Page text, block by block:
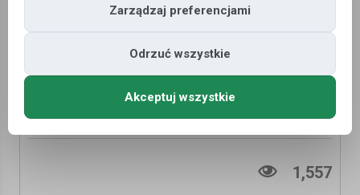
Armin van Buuren feat. Justine Suissa -
Burned With Desire.Jaysons mix
1,557
Zarządzaj preferencjami
Odrzuć wszystkie
Akceptuj wszystkie